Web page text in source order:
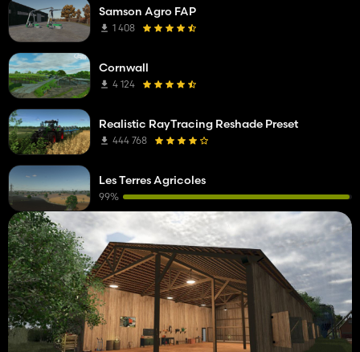
Samson Agro FAP
1 408
Cornwall
4 124
Realistic RayTracing Reshade Preset
444 768
Les Terres Agricoles
99%